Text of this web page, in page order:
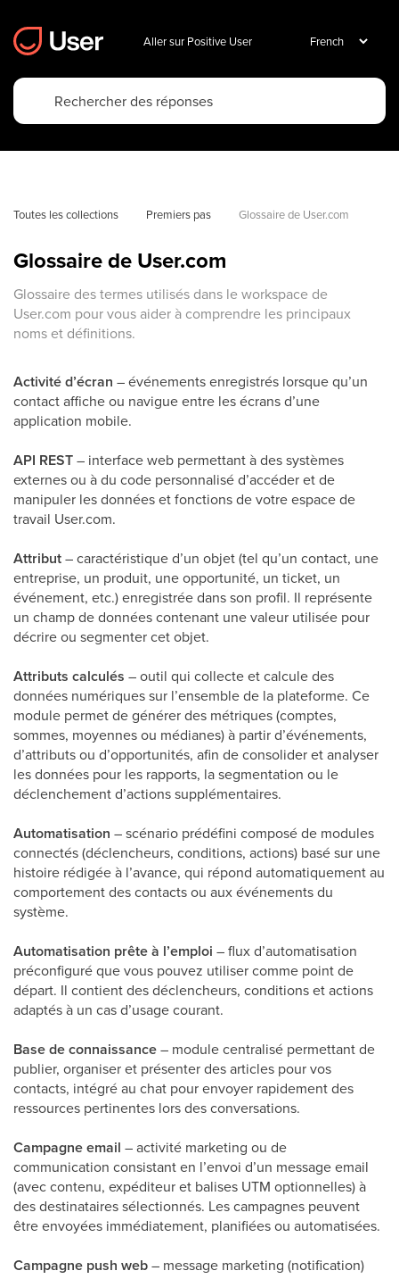
Aller sur Positive User
Toutes les collections Premiers pas Glossaire de User.com
Glossaire de User.com
Glossaire des termes utilisés dans le workspace de
User.com pour vous aider à comprendre les principaux
noms et définitions.
Activité d’écran – événements enregistrés lorsque qu’un
contact affiche ou navigue entre les écrans d’une
application mobile.
API REST– interface web permettant à des systèmes
externes ou à du code personnalisé d’accéder et de
manipuler les données et fonctions de votre espace de
travail User.com.
Attribut– caractéristique d’un objet (tel qu’un contact, une
entreprise, un produit, une opportunité, un ticket, un
événement, etc.) enregistrée dans son profil. Il représente
un champ de données contenant une valeur utilisée pour
décrire ou segmenter cet objet.
Attributs calculés – outil qui collecte et calcule des
données numériques sur l’ensemble de la plateforme. Ce
module permet de générer des métriques (comptes,
sommes, moyennes ou médianes) à partir d’événements,
d’attributs ou d’opportunités, afin de consolider et analyser
les données pour les rapports, la segmentation ou le
déclenchement d’actions supplémentaires.
Automatisation – scénario prédéfini composé de modules
connectés (déclencheurs, conditions, actions) basé sur une
histoire rédigée à l’avance, qui répond automatiquement au
comportement des contacts ou aux événements du
système.
Automatisation prête à l’emploi – flux d’automatisation
préconfiguré que vous pouvez utiliser comme point de
départ. Il contient des déclencheurs, conditions et actions
adaptés à un cas d’usage courant.
Base de connaissance– module centralisé permettant de
publier, organiser et présenter des articles pour vos
contacts, intégré au chat pour envoyer rapidement des
ressources pertinentes lors des conversations.
Campagne email – activité marketing ou de
communication consistant en l’envoi d’un message email
(avec contenu, expéditeur et balises UTM optionnelles) à
des destinataires sélectionnés. Les campagnes peuvent
être envoyées immédiatement, planifiées ou automatisées.
Campagne push web– message marketing (notification)